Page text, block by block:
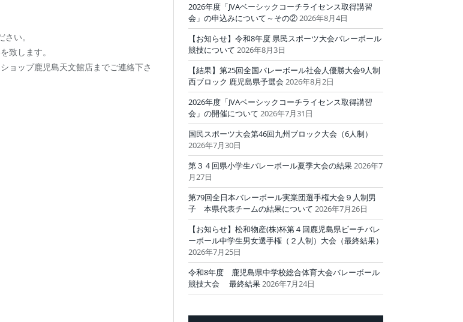
い。
致します。
ョップ鹿児島天文館店までご連絡下さ
2026年度「JVAベーシックコーチライセンス取得講習
会」の申込みについて～その②2026年8月4日
【お知らせ】令和8年度 県民スポーツ大会バレーボール
競技について 2026年8月3日
【結果】第25回全国バレーボール社会人優勝大会9人制
西ブロック 鹿児島県予選会 2026年8月2日
2026年度「JVAベーシックコーチライセンス取得講習
会」の開催について 2026年7月31日
国民スポーツ大会第46回九州ブロック大会（6人制）
2026年7月30日
第３４回県小学生バレーボール夏季大会の結果2026年7
月27日
第79回全日本バレーボール実業団選手権大会９人制男
子 本県代表チームの結果について 2026年7月26日
【お知らせ】松和物産(株)杯第４回鹿児島県ビーチバレ
ーボール中学生男女選手権（２人制）大会（最終結果）
2026年7月25日
令和8年度 鹿児島県中学校総合体育大会バレーボール
競技大会 最終結果2026年7月24日